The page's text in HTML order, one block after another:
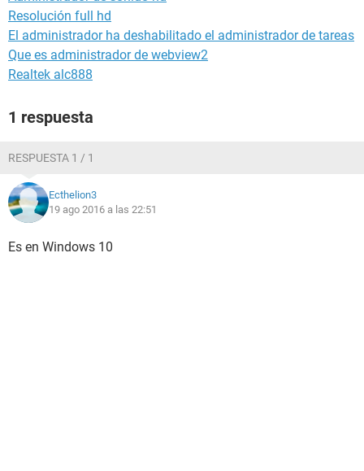
Resolución full hd
El administrador ha deshabilitado el administrador de tareas
Que es administrador de webview2
Realtek alc888
1 respuesta
RESPUESTA 1 / 1
Ecthelion3
19 ago 2016 a las 22:51
Es en Windows 10